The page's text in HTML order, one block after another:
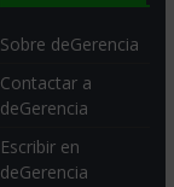
Sobre deGerencia
Contactar a
deGerencia
Escribir en
deGerencia